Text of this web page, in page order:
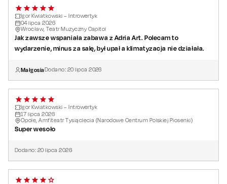
Igor Kwiatkowski – Introwertyk
04lipca 2026
Wrocław, Teatr Muzyczny Capitol
Jak zawsze wspaniała zabawa z Adria Art. Polecam to
wydarzenie, minus za salę, był upał a klimatyzacja nie działała.
MałgosiaDodano: 20lipca 2026
Igor Kwiatkowski – Introwertyk
17 lipca 2026
Opole, Amfiteatr Tysiąclecia (Narodowe Centrum Polskiej Piosenki)
Super wesoło
Dodano: 20lipca 2026